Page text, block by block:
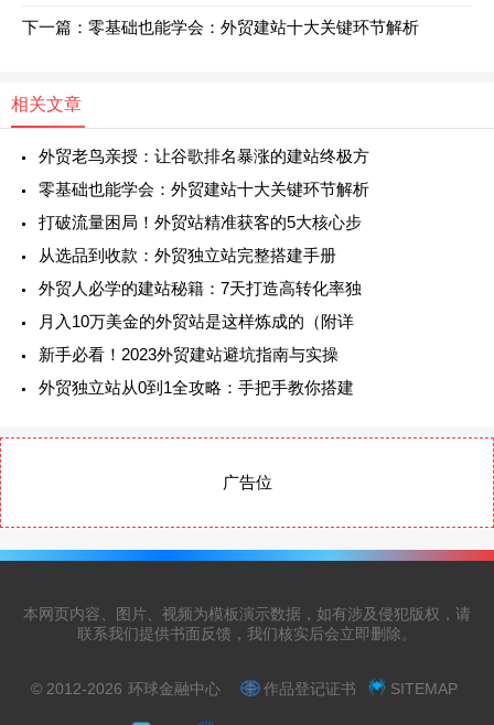
下一篇：零基础也能学会：外贸建站十大关键环节解析
相关文章
外贸老鸟亲授：让谷歌排名暴涨的建站终极方
零基础也能学会：外贸建站十大关键环节解析
打破流量困局！外贸站精准获客的5大核心步
从选品到收款：外贸独立站完整搭建手册
外贸人必学的建站秘籍：7天打造高转化率独
月入10万美金的外贸站是这样炼成的（附详
新手必看！2023外贸建站避坑指南与实操
外贸独立站从0到1全攻略：手把手教你搭建
广告位
本网页内容、图片、视频为模板演示数据，如有涉及侵犯版权，请
联系我们提供书面反馈，我们核实后会立即删除。
© 2012-2026 环球金融中心 作品登记证书 SITEMAP